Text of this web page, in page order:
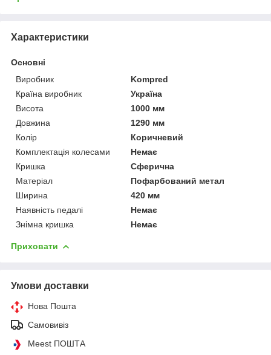
Характеристики
Основні
Виробник
Kompred
Країна виробник
Україна
Висота
1000 мм
Довжина
1290 мм
Колір
Коричневий
Комплектація колесами
Немає
Кришка
Сферична
Матеріал
Пофарбований метал
Ширина
420 мм
Наявність педалі
Немає
Знімна кришка
Немає
Приховати
Умови доставки
Нова Пошта
Самовивіз
Meest ПОШТА